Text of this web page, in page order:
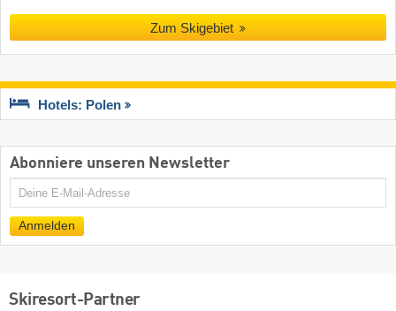
Zum Skigebiet
Hotels: Polen
Abonniere unseren Newsletter
E-
Anmelden
Skiresort-Partner